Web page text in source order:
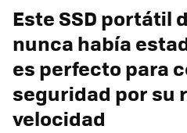
Este SSD portátil
nunca había
es perfecto para
seguridad por su
velocidad